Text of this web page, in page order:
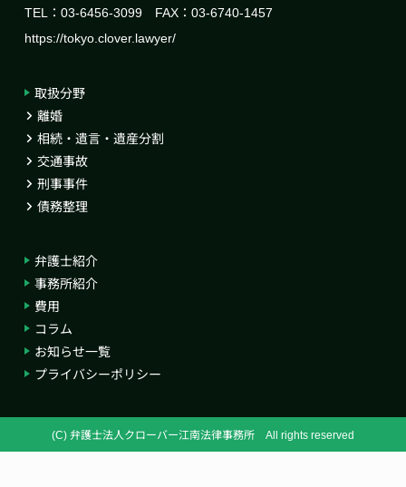
TEL：03-6456-3099 FAX：03-6740-1457
https://tokyo.clover.lawyer/
取扱分野
離婚
相続・遺言・遺産分割
交通事故
刑事事件
債務整理
弁護士紹介
事務所紹介
費用
コラム
お知らせ一覧
プライバシーポリシー
(C) 弁護士法人クローバー江南法律事務所 All rights reserved